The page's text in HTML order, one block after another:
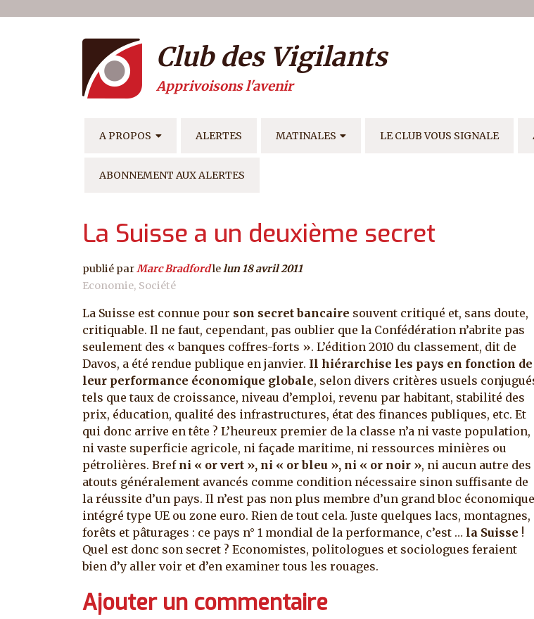
Menu du compte de l'utilisateur
Club des Vigilants
Apprivoisons l'avenir
NAVIGATION PRINCIPALE
A PROPOS ALERTES MATINALES LE CLUB VOUS SIGNALE
ABONNEMENT AUX ALERTES
La Suisse a un deuxième secret
publié par Marc Bradfordle lun 18 avril 2011
Economie Société
La Suisse est connue pour son secret bancaire souvent critiqué et, sans doute,
critiquable. Il ne faut, cependant, pas oublier que la Confédération n’abrite pas
seulement des « banques coffres-forts ». L’édition 2010 du classement, dit de
Davos, a été rendue publique en janvier. Il hiérarchise les pays en fonction de
leur performance économique globale, selon divers critères usuels
tels que taux de croissance, niveau d’emploi, revenu par habitant, stabilité des
prix, éducation, qualité des infrastructures, état des finances publiques, etc. Et
qui donc arrive en tête ? L’heureux premier de la classe n’a ni vaste population,
ni vaste superficie agricole, ni façade maritime, ni ressources minières ou
pétrolières. Bref ni « or vert », ni « or bleu », ni « or noir », ni aucun autre des
atouts généralement avancés comme condition nécessaire sinon suffisante de
la réussite d’un pays. Il n’est pas non plus membre d’un grand bloc économique
intégré type UE ou zone euro. Rien de tout cela. Juste quelques lacs, montagnes,
forêts et pâturages : ce pays n° 1 mondial de la performance, c’est … la Suisse !
Quel est donc son secret ? Economistes, politologues et sociologues feraient
bien d’y aller voir et d’en examiner tous les rouages.
Ajouter un commentaire